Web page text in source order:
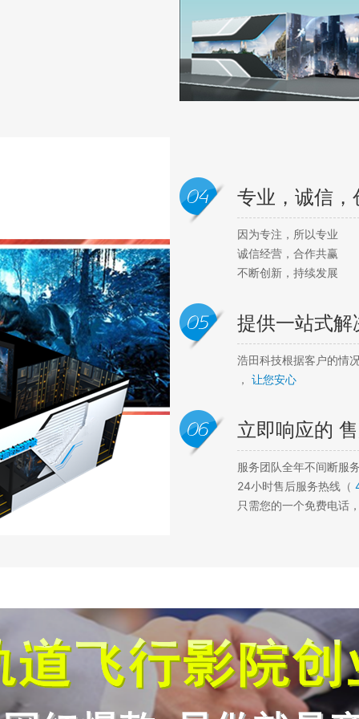
专业，诚信，
因为专注，所以专业
诚信经营，合作共赢
不断创新，持续发展
提供一站式解
浩田科技根据客户的情
， 让您安心
立即响应的
服务团队全年不间断服
24小时售后服务热线（
只需您的一个免费电话